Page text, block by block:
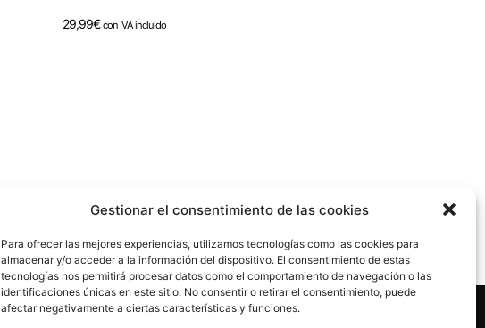
Gestionar el consentimiento de las cookies
Para ofrecer las mejores experiencias, utilizamos tecnologías como las cookies para
almacenar y/o acceder a la información del dispositivo. El consentimiento de estas
tecnologías nos permitirá procesar datos como el comportamiento de navegación o las
identificaciones únicas en este sitio. No consentir o retirar el consentimiento, puede
afectar negativamente a ciertas características y funciones.
29,99€ con IVA incluido